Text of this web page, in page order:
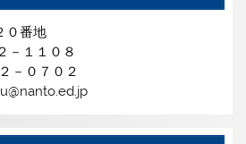
０番地
１１０８
－０７０２